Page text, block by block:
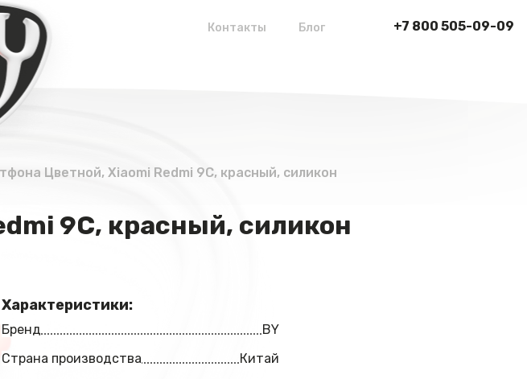
+7 800 505-09-09
Контакты Блог
Цветной, Xiaomi Redmi 9С, красный, силикон
9С, красный, силикон
Характеристики:
Бренд
BY
Страна производства
Китай